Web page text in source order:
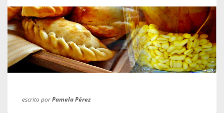
escrito porPamela Pérez